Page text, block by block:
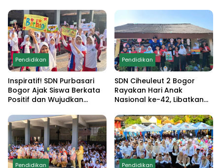
Monumen Pancasila Sakti
hingga Demo
Ekstrakurikuler
Pendidikan
Inspiratif! SDN Purbasari
Bogor Ajak Siswa Berkata
Positif dan Wujudkan
Pendidikan
SDN Ciheuleut 2 Bogor
Rayakan Hari Anak
Nasional ke-42, Libatkan
Lomba Edukatif untuk
Cetak Generasi
Berprestasi
Pendidikan Pendidikan